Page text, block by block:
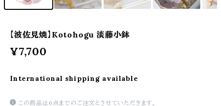
【波佐見焼】Kotohogu 淡藤小鉢
¥7,700
International shipping available
この商品は6点までのご注文とさせていただきます。